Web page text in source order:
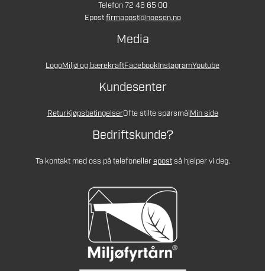
Telefon 72 46 65 00
Epostfirmapost@noesen.no
Media
LogoMiljø og bærekraftFacebookInstagramYoutube
Kundesenter
ReturKjøpsbetingelserOfte stilte spørsmålMin side
Bedriftskunde?
Ta kontakt med oss på telefonellerepostså hjelper vi deg.